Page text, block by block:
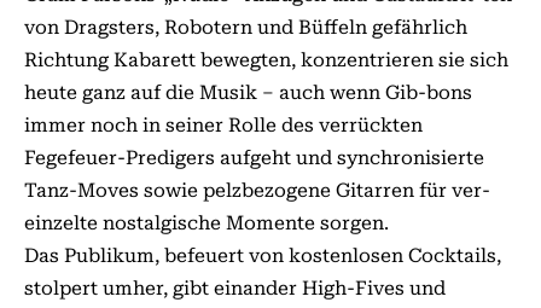
von Dragsters, Robotern und Büffeln gefährlich
Richtung Kabarett bewegten, konzentrieren sie sich
heute ganz auf die Musik – auch wenn Gib-bons
immer noch in seiner Rolle des verrückten
Fegefeuer-Predigers aufgeht und synchronisierte
Tanz-Moves sowie pelzbezogene Gitarren für ver-
einzelte nostalgische Momente sorgen.
Das Publikum, befeuert von kostenlosen Cocktails,
stolpert umher, gibt einander High-Fives und